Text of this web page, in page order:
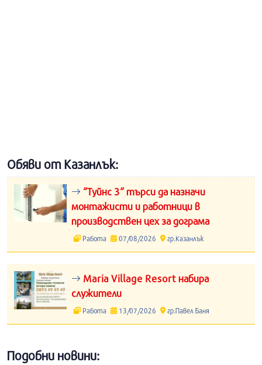
Обяви от Казанлък:
“Туйнс 3“ търси да назначи
монтажисти и работници в
производствен цех за дограма
Работа 07/08/2026 гр.Казанлък
Maria Village Resort набира
служители
Работа 13/07/2026 гр.Павел Баня
Подобни новини: